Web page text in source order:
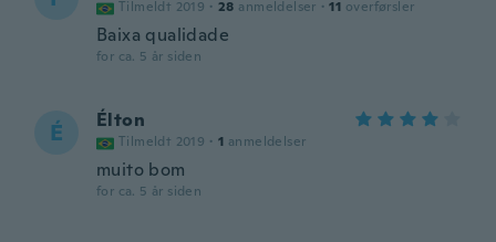
Tilmeldt 2019 · 28 anmeldelser · 11 overførsler
Baixa qualidade
for ca. 5 år siden
É Élton
Tilmeldt 2019 · 1 anmeldelser
muito bom
for ca. 5 år siden